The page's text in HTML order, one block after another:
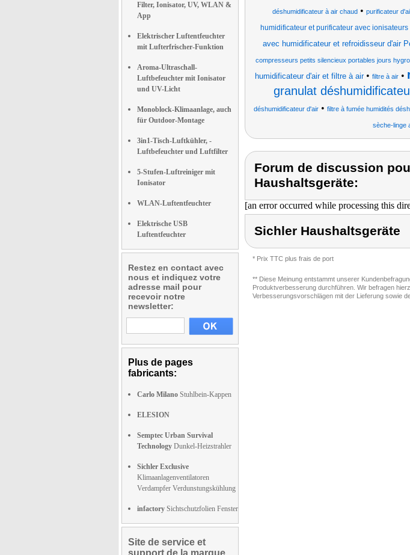
Filter, Ionisator, UV, WLAN &
App
Elektrischer Luftentfeuchter
mit Lufterfrischer-Funktion
Aroma-Ultraschall-
Luftbefeuchter mit Ionisator
und UV-Licht
Monoblock-Klimaanlage, auch
für Outdoor-Montage
3in1-Tisch-Luftkühler, -
Luftbefeuchter und Luftfilter
5-Stufen-Luftreiniger mit
Ionisator
WLAN-Luftentfeuchter
Elektrische USB
Luftentfeuchter
Restez en contact avec
nous et indiquez votre
adresse mail pour
recevoir notre
newsletter:
Plus de pages
fabricants:
Carlo Milano Stuhlbein-Kappen
ELESION
Semptec Urban Survival
Technology Dunkel-Heizstrahler
Sichler Exclusive
Klimaanlagenventilatoren
Verdampfer Verdunstungskühlung
infactory Sichtschutzfolien Fenster
Site de service et
support de la marque
déshumidificateur à air chaud • purificateur
humidificateur et purificateur avec ionisateurs
avec humidificateur et refroidisseur d'air
compresseurs petits silencieux portables jours
humidificateur d'air et filtre à air• filtre à air •
granulat
déshumidificateur d'air • filtre à fumée humidités
sèche-linge
Forum de discussion
Haushaltsgeräte:
[an error occurred while processing this
Sichler Haushaltsgeräte
* Prix TTC plus frais de port
** Diese Meinung entstammt unserer
Produktverbesserung durchführen. Wir befragen
Verbesserungsvorschlägen mit der Lieferung sowie